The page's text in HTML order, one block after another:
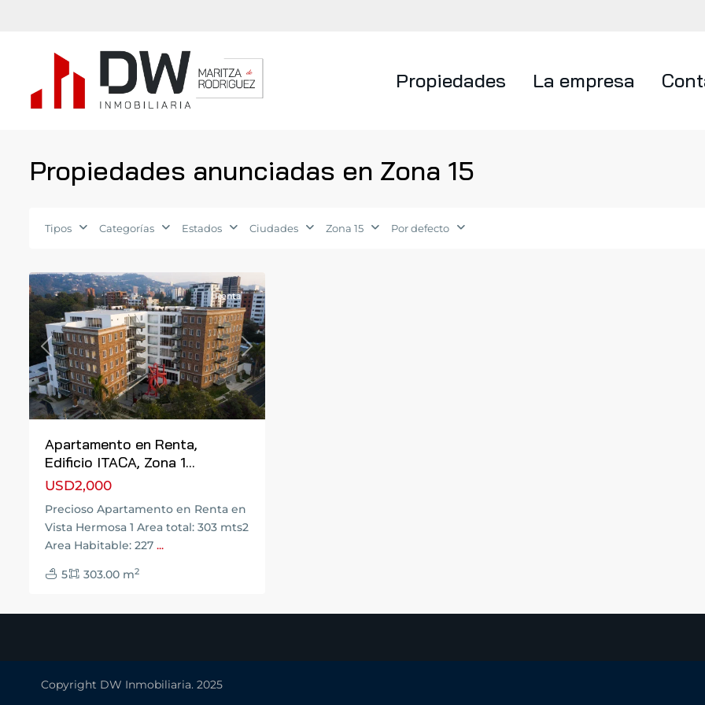
Propiedades La empresa
Propiedades anunciadas en Zona 15
Tipos Categorías Estados Ciudades Zona 15 Por defecto
15,
Previous Next
Renta
Apartamento en Renta,
Edificio ITACA, Zona 1...
USD2,000
Precioso Apartamento en Renta en
Vista Hermosa 1 Area total: 303 mts2
Area Habitable: 227 ...
5 303.00 m2
Copyright DW Inmobiliaria. 2025